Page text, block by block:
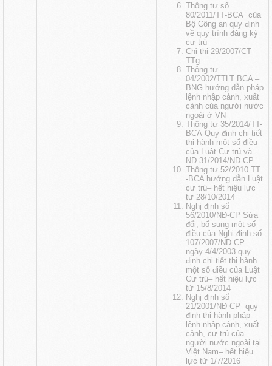
Thông tư số
80/2011/TT-BCA của
Bộ Công an quy định
về quy trình đăng ký
cư trú
Chỉ thị 29/2007/CT-
TTg
Thông tư
04/2002/TTLT BCA –
BNG hướng dẫn pháp
lệnh nhập cảnh, xuất
cảnh của người nước
ngoài ở VN
Thông tư 35/2014/TT-
BCA Quy định chi tiết
thi hành một số điều
của Luật Cư trú và
NĐ 31/2014/NĐ-CP
Thông tư 52/2010 TT
-BCA hướng dẫn Luật
cư trú– hết hiệu lực
tư 28/10/2014
Nghị định số
56/2010/NĐ-CP Sửa
đổi, bổ sung một số
điều của Nghị định số
107/2007/NĐ-CP
ngày 4/4/2003 quy
định chi tiết thi hành
một số điều của Luật
Cư trú– hết hiệu lực
từ 15/8/2014
Nghị định số
21/2001/NĐ-CP quy
định thi hành pháp
lệnh nhập cảnh, xuất
cảnh, cư trú của
người nước ngoài tại
Việt Nam– hết hiệu
lực từ 1/7/2016